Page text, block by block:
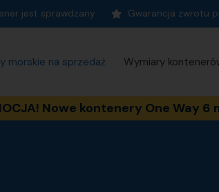
jest sprawdzany Gwarancja zwrotu
morskie na sprzedaż Wymiary
Nowe kontenery One Way 6